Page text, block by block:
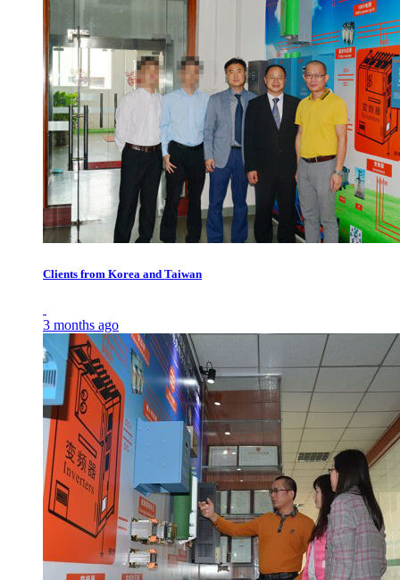
Clients from Korea and Taiwan
3 months ago